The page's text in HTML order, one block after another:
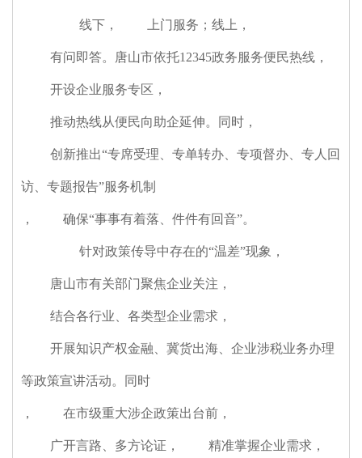
线下 ， 上门服务；线上 ，
有问即答。唐山市依托12345政务服务便民热线 ，
开设企业服务专区 ，
推动热线从便民向助企延伸。同时 ，
创新推出“专席受理、专单转办、专项督办、专人回
访、专题报告”服务机制
， 确保“事事有着落、件件有回音”。
针对政策传导中存在的“温差”现象 ，
唐山市有关部门聚焦企业关注 ，
结合各行业、各类型企业需求 ，
开展知识产权金融、冀货出海、企业涉税业务办理
等政策宣讲活动。同时
， 在市级重大涉企政策出台前 ，
广开言路、多方论证 ， 精准掌握企业需求 ，